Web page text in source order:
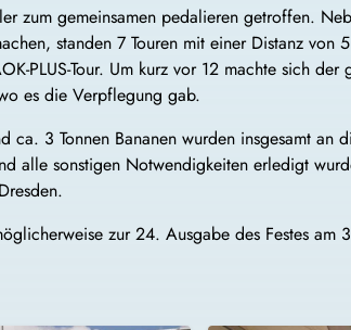
zum gemeinsamen pedalieren getroffen.
standen 7 Touren mit einer Distanz
PLUS-Tour. Um kurz vor 12 machte sich
es die Verpflegung gab.
3 Tonnen Bananen wurden insgesamt an
alle sonstigen Notwendigkeiten erledigt
zur 24. Ausgabe des Festes